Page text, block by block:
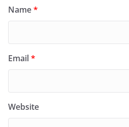
Name*
Email*
Website